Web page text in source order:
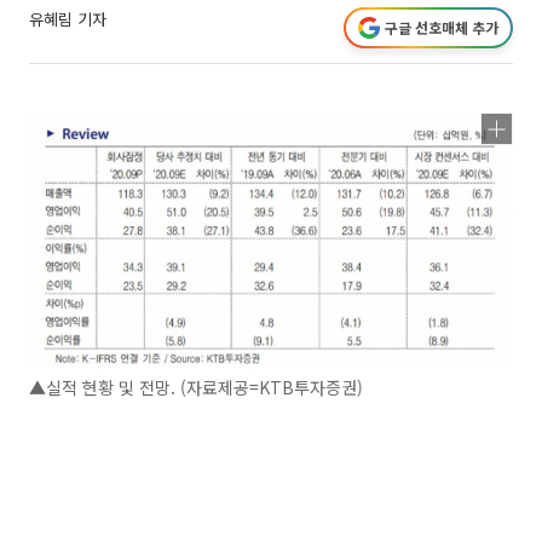
유혜림 기자 구글 선호매체 추가
▲실적 현황 및 전망. (자료제공=KTB투자증권)